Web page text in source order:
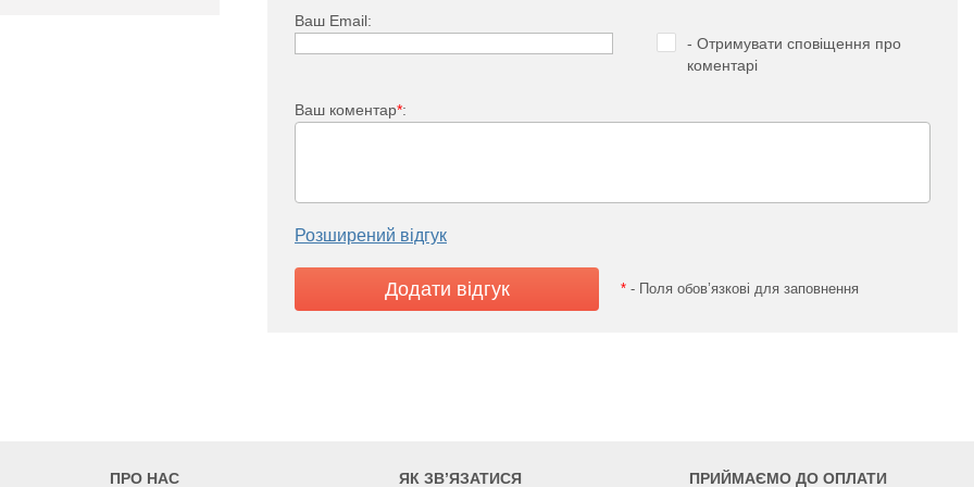
75 SWS 1,2-90-0,75
Ваш Email:
- Отримувати сповіщення про
коментарі
Ваш коментар*:
Розширений відгук
* - Поля обов’язкові для заповнення
ПРО НАС ЯК ЗВ’ЯЗАТИСЯ ПРИЙМАЄМО ДО ОПЛАТИ